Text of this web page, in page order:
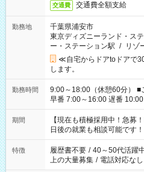
交通費 交通費全額支給
勤務地
千葉県浦安市
東京ディズニーランド・ス
ー・ステーション駅 / リゾ
/
…
≪自宅からドアtoドアで
します。
勤務時間
9:00～18:00（休憩60分） ■ご希望があれば下記シフトもOK！
早番 7:00～16:00 遅番 10:00～19:00 「家族と
い」 「余裕を持って夕飯の
たくない」 など、ご希望を教えて
の方へ 今ご覧のお仕事で希
の勤務時間。 合計で週40時
期間
【現在も積極採用中！急
日後の就業も相談可能です！
特徴 履歴書不要 / 40～50代活躍
上の大量募集 / 電話対応なし